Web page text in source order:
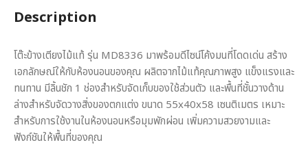
Description
โต๊ะข้างเตียงไม้แท้ รุ่น MD8336 มาพร้อมดีไซน์โค้งมนที่โดดเด่น สร้าง
เอกลักษณ์ให้กับห้องนอนของคุณ ผลิตจากไม้แท้คุณภาพสูง แข็งแรงและ
ทนทาน มีลิ้นชัก 1 ช่องสำหรับจัดเก็บของใช้ส่วนตัว และพื้นที่ชั้นวางด้าน
ล่างสำหรับจัดวางสิ่งของตกแต่ง ขนาด 55x40x58 เซนติเมตร เหมาะ
สำหรับการใช้งานในห้องนอนหรือมุมพักผ่อน เพิ่มความสวยงามและ
ฟังก์ชันให้พื้นที่ของคุณ